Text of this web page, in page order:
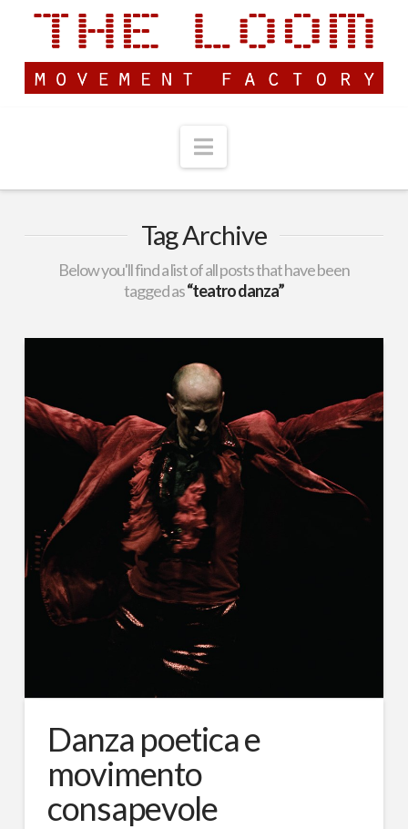
Navigation
Tag Archive
Below you'll find a list of all posts that have been
tagged as“teatro danza”
Danza poetica e
movimento
consapevole